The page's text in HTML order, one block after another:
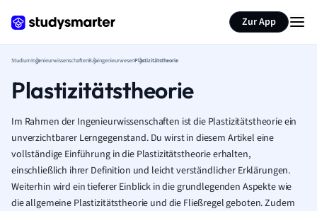
Zur App
StudiumIngenieurwissenschaftenBauingenieurwesenPlastizitätstheorie
Plastizitätstheorie
Im Rahmen der Ingenieurwissenschaften ist die Plastizitätstheorie ein
unverzichtbarer Lerngegenstand. Du wirst in diesem Artikel eine
vollständige Einführung in die Plastizitätstheorie erhalten,
einschließlich ihrer Definition und leicht verständlicher Erklärungen.
Weiterhin wird ein tieferer Einblick in die grundlegenden Aspekte wie
die allgemeine Plastizitätstheorie und die Fließregel geboten. Zudem